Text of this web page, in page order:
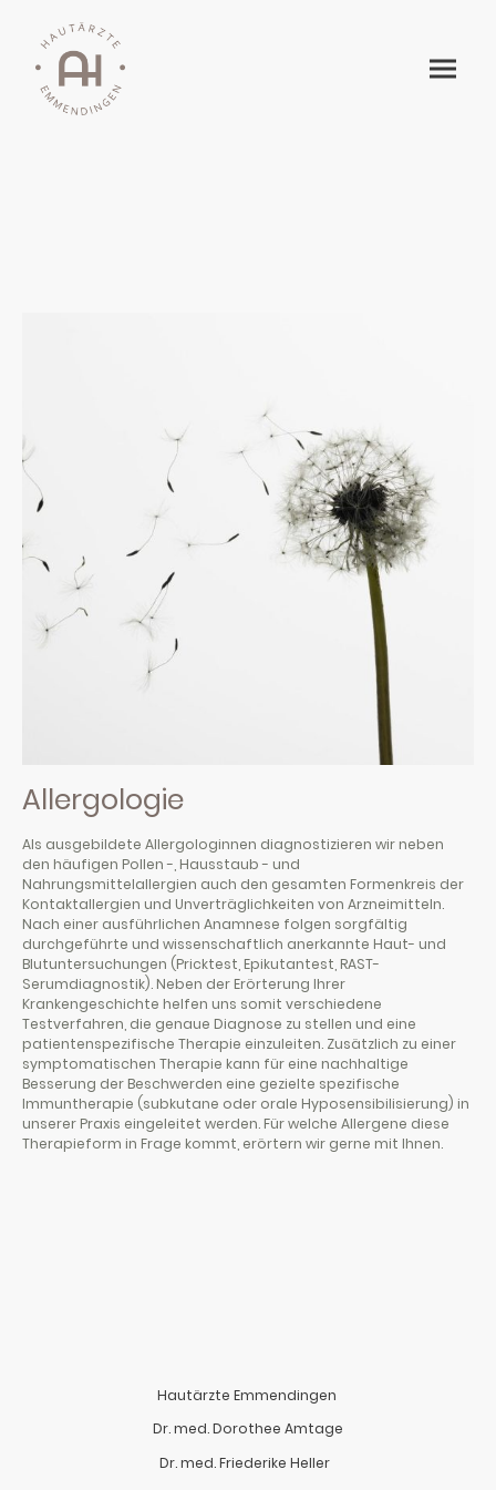
Allergologie
Als ausgebildete Allergologinnen diagnostizieren wir neben
den häufigen Pollen -, Hausstaub - und
Nahrungsmittelallergien auch den gesamten Formenkreis der
Kontaktallergien und Unverträglichkeiten von Arzneimitteln.
Nach einer ausführlichen Anamnese folgen sorgfältig
durchgeführte und wissenschaftlich anerkannte Haut- und
Blutuntersuchungen (Pricktest, Epikutantest, RAST-
Serumdiagnostik). Neben der Erörterung Ihrer
Krankengeschichte helfen uns somit verschiedene
Testverfahren, die genaue Diagnose zu stellen und eine
patientenspezifische Therapie einzuleiten. Zusätzlich zu einer
symptomatischen Therapie kann für eine nachhaltige
Besserung der Beschwerden eine gezielte spezifische
Immuntherapie (subkutane oder orale Hyposensibilisierung) in
unserer Praxis eingeleitet werden. Für welche Allergene diese
Therapieform in Frage kommt, erörtern wir gerne mit Ihnen.
Hautärzte Emmendingen
Dr. med. Dorothee Amtage
Dr. med. Friederike Heller